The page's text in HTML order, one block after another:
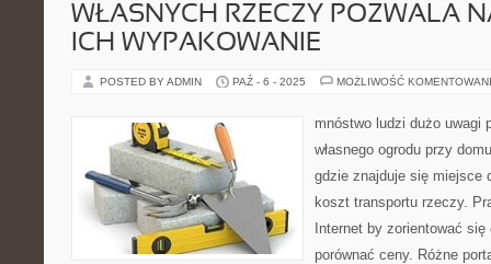
WŁASNYCH RZECZY POZWALA
ICH WYPAKOWANIE
POSTED BY ADMIN PAŹ - 6 - 2025 MOŻLIWOŚĆ
mnóstwo ludzi dużo uwagi
własnego ogrodu przy
gdzie znajduje się miejsce
koszt transportu rzeczy.
Internet by zorientować
porównać ceny. Różne